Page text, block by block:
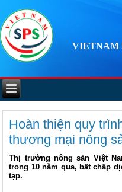
VIETNAM
Hoàn thiện quy
thương mại nông
Thị trường nông sản Việt
trong 10 năm qua, bất chấp
tạp.